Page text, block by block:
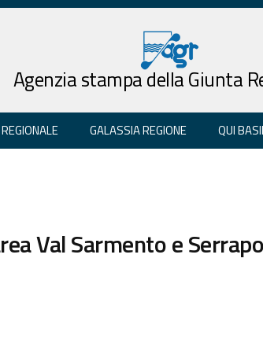
Agenzia stampa della Giunta
GALASSIA REGIONE QUI
Val Sarmento e